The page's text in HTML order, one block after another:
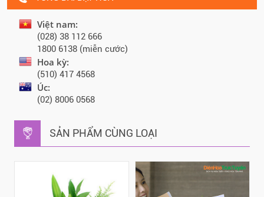
Việt nam:
(028) 38 112 666
1800 6138 (miễn cước)
Hoa kỳ:
(510) 417 4568
Úc:
(02) 8006 0568
SẢN PHẨM CÙNG LOẠI